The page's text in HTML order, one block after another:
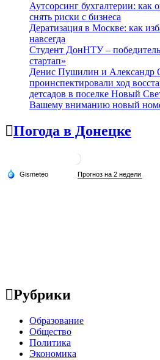
Аутсорсинг бухгалтерии: как
снять риски с бизнеса
Дератизация в Москве: как
навсегда
Студент ДонНТУ –
стартап»
Денис Пушилин и Александр
проинспектировали ход
детсадов в поселке Новый
Вашему вниманию новый
Погода в Донецке
Рубрики
Образование
Общество
Политика
Экономика